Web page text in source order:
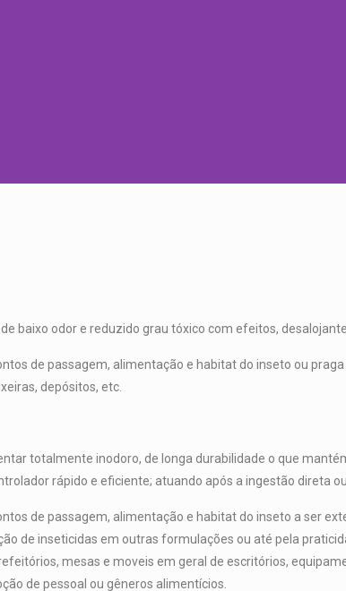
baixo odor e reduzido grau tóxico com efeitos,
de passagem, alimentação e habitat do inseto ou
depósitos, etc.
totalmente inodoro, de longa durabilidade o que
rápido e eficiente; atuando após a ingestão direta
de passagem, alimentação e habitat do inseto a ser
de inseticidas em outras formulações ou até pela
mesas e moveis em geral de escritórios,
de pessoal ou gêneros alimentícios.